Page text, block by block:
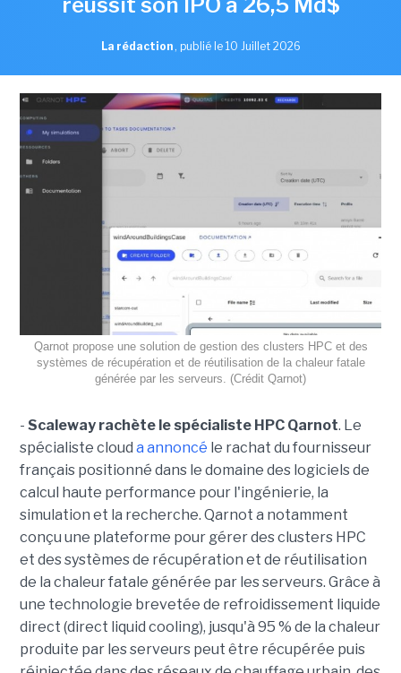
réussit son IPO à 26,5 Md$
La rédaction , publié le 10 Juillet 2026
Qarnot propose une solution de gestion des clusters HPC et des
systèmes de récupération et de réutilisation de la chaleur fatale
générée par les serveurs. (Crédit Qarnot)
- Scaleway rachète le spécialiste HPC Qarnot. Le
spécialiste cloud a annoncé le rachat du fournisseur
français positionné dans le domaine des logiciels de
calcul haute performance pour l'ingénierie, la
simulation et la recherche. Qarnot a notamment
conçu une plateforme pour gérer des clusters HPC
et des systèmes de récupération et de réutilisation
de la chaleur fatale générée par les serveurs. Grâce à
une technologie brevetée de refroidissement liquide
direct (direct liquid cooling), jusqu'à 95 % de la chaleur
produite par les serveurs peut être récupérée puis